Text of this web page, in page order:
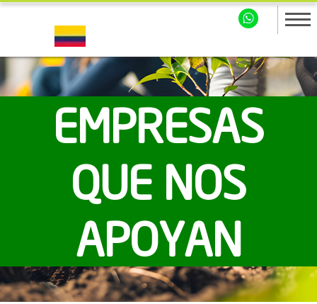
EMPRESAS
QUE NOS
APOYAN